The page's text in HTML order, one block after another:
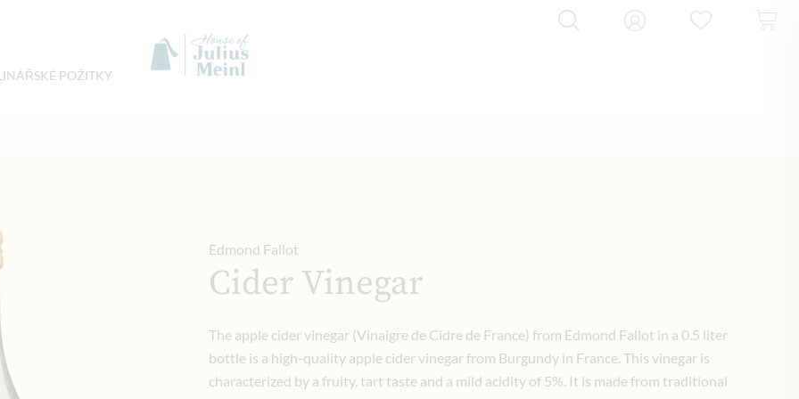
POŽITKY
Edmond Fallot
Cider Vinegar
The apple cider vinegar (Vinaigre de Cidre de France) from Edmond Fallot in a 0.5 liter
bottle is a high-quality apple cider vinegar from Burgundy in France. This vinegar is
characterized by a fruity, tart taste and a mild acidity of 5%. It is made from traditional